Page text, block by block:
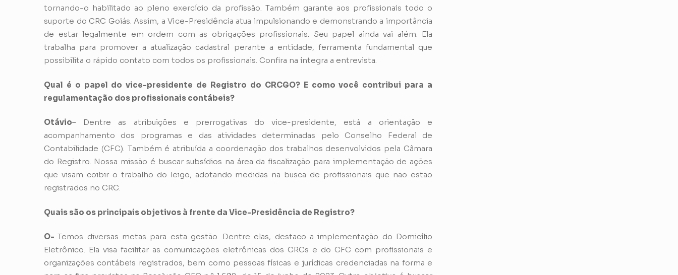
tornando-o habilitado ao pleno exercício da profissão. Também garante aos profissionais todo o
suporte do CRC Goiás. Assim, a Vice-Presidência atua impulsionando e demonstrando a importância
de estar legalmente em ordem com as obrigações profissionais. Seu papel ainda vai além. Ela
trabalha para promover a atualização cadastral perante a entidade, ferramenta fundamental que
possibilita o rápido contato com todos os profissionais. Confira na íntegra a entrevista.
Qual é o papel do vice-presidente de Registro do CRCGO? E como você contribui para a
regulamentação dos profissionais contábeis?
Otávio– Dentre as atribuições e prerrogativas do vice-presidente, está a orientação e
acompanhamento dos programas e das atividades determinadas pelo Conselho Federal de
Contabilidade (CFC). Também é atribuída a coordenação dos trabalhos desenvolvidos pela Câmara
do Registro. Nossa missão é buscar subsídios na área da fiscalização para implementação de ações
que visam coibir o trabalho do leigo, adotando medidas na busca de profissionais que não estão
registrados no CRC.
Quais são os principais objetivos à frente da Vice-Presidência de Registro?
O-Temos diversas metas para esta gestão. Dentre elas, destaco a implementação do Domicílio
Eletrônico. Ela visa facilitar as comunicações eletrônicas dos CRCs e do CFC com profissionais e
organizações contábeis registrados, bem como pessoas físicas e jurídicas credenciadas na forma e